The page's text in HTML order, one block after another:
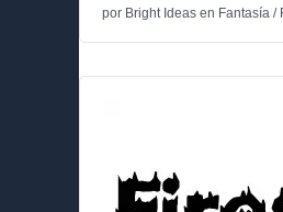
por Bright Ideas en Fantasía /